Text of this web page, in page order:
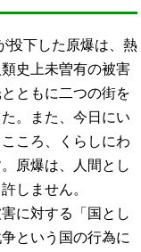
投下した原爆は、熱
史上未曽有の被害
ともに二つの街を
。また、今日にい
ころ、くらしにわ
原爆は、人間とし
しません。
に対する「国とし
という国の行為に